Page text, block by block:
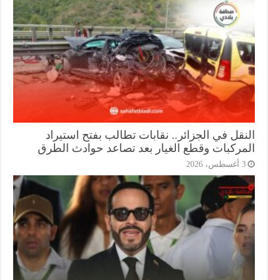
في الجزائر.. نقابات تطالب بفتح استيراد
وقطع الغيار بعد تصاعد حوادث الطرق